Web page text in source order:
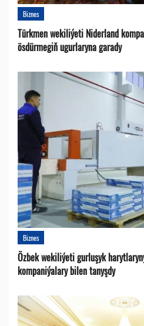
Biznes
Türkmen wekiliýeti Niderland
ösdürmegiň ugurlaryna garady
Biznes
Özbek wekiliýeti gurluşyk
kompaniýalary bilen tanyşdy